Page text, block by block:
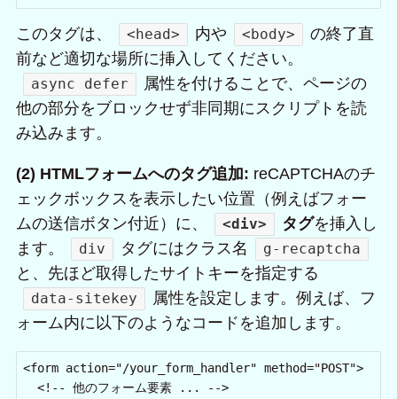
このタグは、 <head> 内や <body>
の終了直
前など適切な場所に挿入してください。
async defer
属性を付けることで、ページの
他の部分をブロックせず非同期にスクリプトを読
み込みます。
(2) HTMLフォームへのタグ追加: reCAPTCHAのチ
ェックボックスを表示したい位置（例えばフォー
ムの送信ボタン付近）に、
<div> タグを挿入し
ます。
div タグにはクラス名 g-recaptcha
と、先ほど取得したサイトキーを指定する
data-sitekey
属性を設定します。例えば、フ
ォーム内に以下のようなコードを追加します。
<form action="/your_form_handler" method="POST">